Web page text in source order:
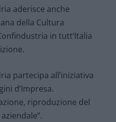
aderisce anche
della Cultura
in tutt’Italia
partecipa all’iniziativa
d’Impresa.
riproduzione del